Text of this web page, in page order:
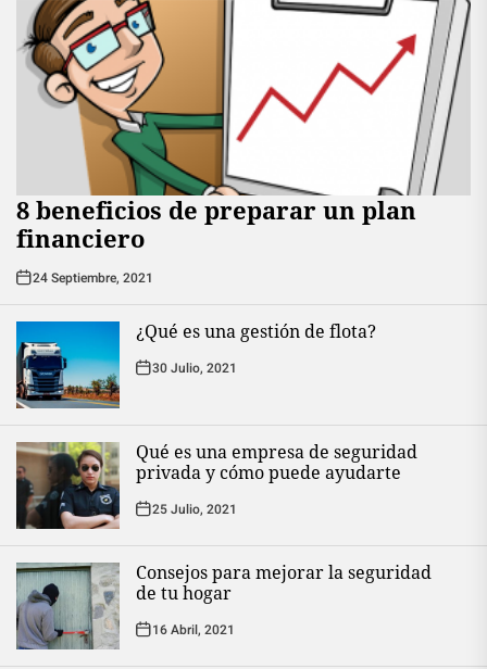
8 beneficios de preparar un plan
financiero
24 Septiembre, 2021
¿Qué es una gestión de flota?
30 Julio, 2021
Qué es una empresa de seguridad
privada y cómo puede ayudarte
25 Julio, 2021
Consejos para mejorar la seguridad
de tu hogar
16 Abril, 2021